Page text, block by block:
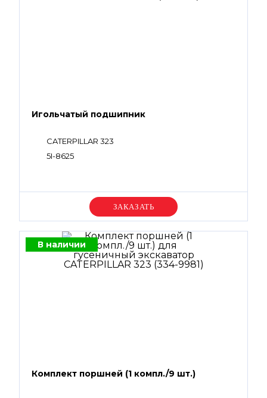
Игольчатый подшипник
CATERPILLAR 323
5I-8625
Уточняйте цену
В наличии
Комплект поршней (1 компл./9 шт.)